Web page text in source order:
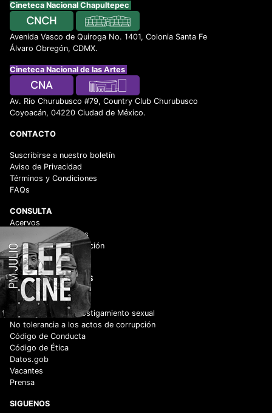
Cineteca Nacional Chapultepec
Avenida Vasco de Quiroga No. 1401, Colonia Santa Fe
Álvaro Obregón, CDMX.
Cineteca Nacional de las Artes
Av. Río Churubusco #79, Country Club Churubusco
Coyoacán, 04220 Ciudad de México.
CONTACTO
Suscribirse a nuestro boletín
Aviso de Privacidad
Términos y Condiciones
FAQs
CONSULTA
Acervos
Historico de películas
Centro de documentación
Videoteca Digital
ENLACES DE INTERÉS
Adquisiciones
Normateca
Cero tolerancia al hostigamiento sexual
No tolerancia a los actos de corrupción
Código de Conducta
Código de Ética
Datos.gob
Vacantes
Prensa
SIGUENOS